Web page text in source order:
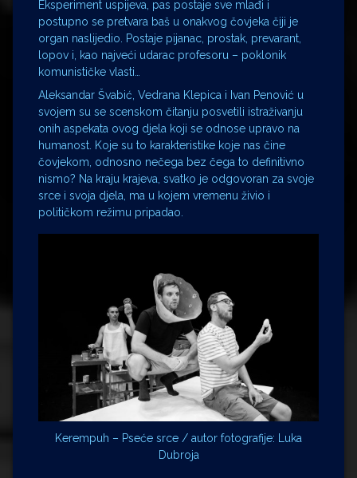
Eksperiment uspijeva, pas postaje sve mlađi i
postupno se pretvara baš u onakvog čovjeka čiji je
organ naslijedio. Postaje pijanac, prostak, prevarant,
lopov i, kao najveći udarac profesoru – poklonik
komunističke vlasti…
Aleksandar Švabić, Vedrana Klepica i Ivan Penović u
svojem su se scenskom čitanju posvetili istraživanju
onih aspekata ovog djela koji se odnose upravo na
humanost. Koje su to karakteristike koje nas čine
čovjekom, odnosno nečega bez čega to definitivno
nismo? Na kraju krajeva, svatko je odgovoran za svoje
srce i svoja djela, ma u kojem vremenu živio i
političkom režimu pripadao.
Kerempuh – Pseće srce / autor fotografije: Luka
Dubroja